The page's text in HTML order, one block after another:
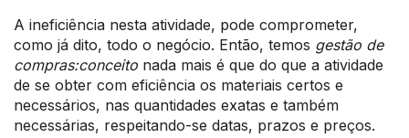
A ineficiência nesta atividade, pode comprometer,
como já dito, todo o negócio. Então, temos gestão de
compras:conceito nada mais é que do que a atividade
de se obter com eficiência os materiais certos e
necessários, nas quantidades exatas e também
necessárias, respeitando-se datas, prazos e preços.